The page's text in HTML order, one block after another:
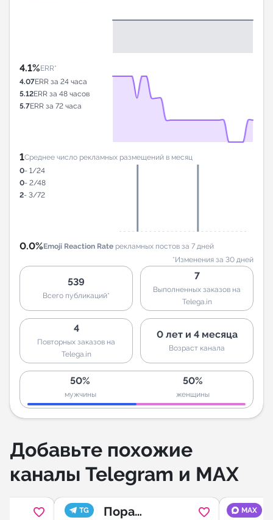
4.1%ERR*
4.07ERR за 24 часа
5.12ERR за 48 часов
5.7ERR за 72 часа
1Среднее число рекламных размещений в месяц
0- 1/24
0- 2/48
2- 3/72
0.0%Emoji Reaction Rate рекламных постов за 7 дней
*Изменения за 30 дней
539
Всего публикаций*
7
Выполненных заказов на
Telega.in
4
Повторных заказов на
Telega.in
0 лет и 4 месяца
Возраст канала
50%
мужчины
50%
женщины
Добавьте похожие
каналы Telegram и MAX
TG
Пора
MAX